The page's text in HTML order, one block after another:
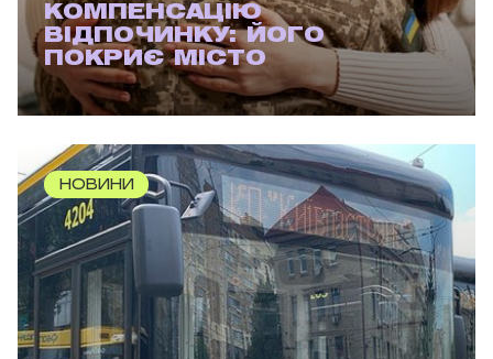
КОМПЕНСАЦІЮ
ВІДПОЧИНКУ: ЙОГО
ПОКРИЄ МІСТО
НОВИНИ